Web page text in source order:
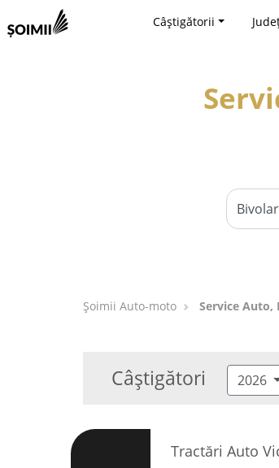
Câștigătorii
Șoimii Auto-moto Service
Câștigători 2026
Tractări Auto